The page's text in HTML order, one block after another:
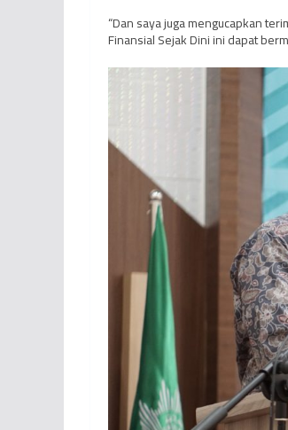
“Dan saya juga mengucapkan
Finansial Sejak Dini ini dapat